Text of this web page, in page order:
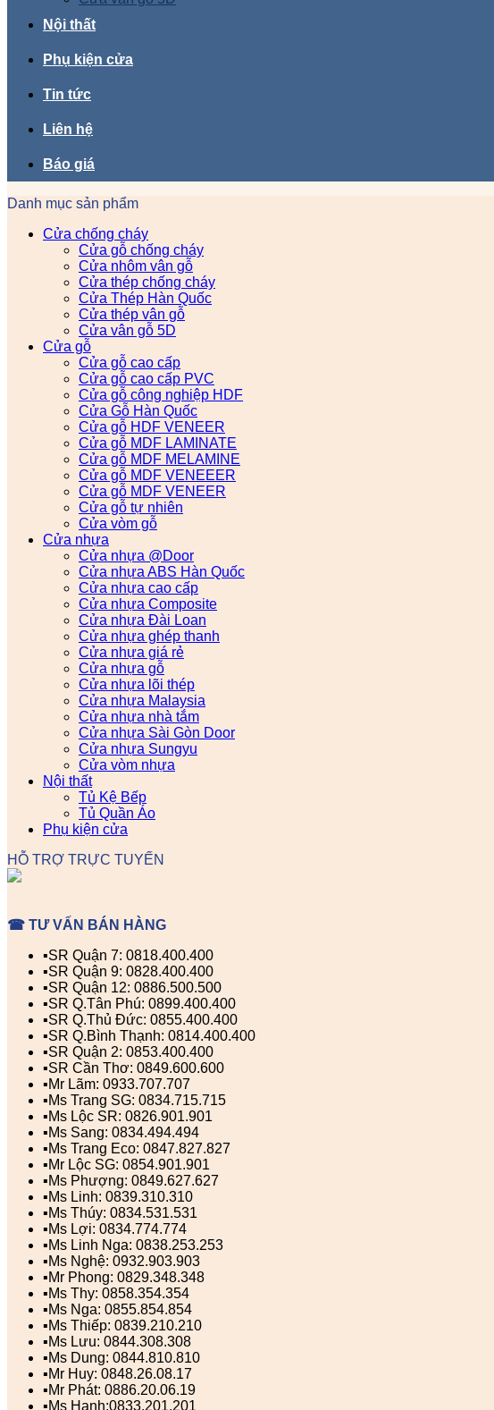
Nội thất
Phụ kiện cửa
Tin tức
Liên hệ
Báo giá
Danh mục sản phẩm
Cửa chống cháy
Cửa gỗ chống cháy
Cửa nhôm vân gỗ
Cửa thép chống cháy
Cửa Thép Hàn Quốc
Cửa thép vân gỗ
Cửa vân gỗ 5D
Cửa gỗ
Cửa gỗ cao cấp
Cửa gỗ cao cấp PVC
Cửa gỗ công nghiệp HDF
Cửa Gỗ Hàn Quốc
Cửa gỗ HDF VENEER
Cửa gỗ MDF LAMINATE
Cửa gỗ MDF MELAMINE
Cửa gỗ MDF VENEEER
Cửa gỗ MDF VENEER
Cửa gỗ tự nhiên
Cửa vòm gỗ
Cửa nhựa
Cửa nhựa @Door
Cửa nhựa ABS Hàn Quốc
Cửa nhựa cao cấp
Cửa nhựa Composite
Cửa nhựa Đài Loan
Cửa nhựa ghép thanh
Cửa nhựa giá rẻ
Cửa nhựa gỗ
Cửa nhựa lõi thép
Cửa nhựa Malaysia
Cửa nhựa nhà tắm
Cửa nhựa Sài Gòn Door
Cửa nhựa Sungyu
Cửa vòm nhựa
Nội thất
Tủ Kệ Bếp
Tủ Quần Áo
Phụ kiện cửa
HỖ TRỢ TRỰC TUYẾN
☎ TƯ VẤN BÁN HÀNG
▪️SR Quận 7: 0818.400.400
▪️SR Quận 9: 0828.400.400
▪️SR Quận 12: 0886.500.500
▪️SR Q.Tân Phú: 0899.400.400
▪️SR Q.Thủ Đức: 0855.400.400
▪️SR Q.Bình Thạnh: 0814.400.400
▪️SR Quận 2: 0853.400.400
▪️SR Cần Thơ: 0849.600.600
▪️Mr Lãm: 0933.707.707
▪️Ms Trang SG: 0834.715.715
▪️Ms Lộc SR: 0826.901.901
▪️Ms Sang: 0834.494.494
▪️Ms Trang Eco: 0847.827.827
▪️Mr Lộc SG: 0854.901.901
▪️Ms Phượng: 0849.627.627
▪️Ms Linh: 0839.310.310
▪️Ms Thúy: 0834.531.531
▪️Ms Lợi: 0834.774.774
▪️Ms Linh Nga: 0838.253.253
▪️Ms Nghệ: 0932.903.903
▪️Mr Phong: 0829.348.348
▪️Ms Thy: 0858.354.354
▪️Ms Nga: 0855.854.854
▪️Ms Thiếp: 0839.210.210
▪️Ms Lưu: 0844.308.308
▪️Ms Dung: 0844.810.810
▪️Mr Huy: 0848.26.08.17
▪️Mr Phát: 0886.20.06.19
▪️Ms Hạnh:0833.201.201